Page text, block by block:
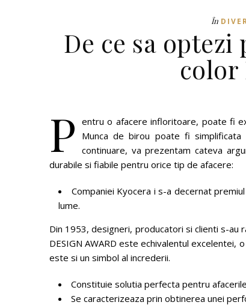
În
De ce sa
color
P entru o afacere infloritoare, poate fi
Munca de birou poate fi simplificata
continuare, va prezentam cateva
durabile si fiabile pentru orice tip de afacere:
Companiei Kyocera i s-a decernat
lume.
Din 1953, designeri, producatori si clienti s-au
DESIGN AWARD este echivalentul
este si un simbol al increderii.
Constituie solutia perfecta pentru
Se caracterizeaza prin obtinerea unei